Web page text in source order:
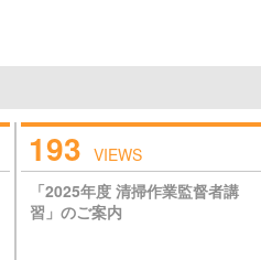
193 VIEWS
「2025年度 清掃作業監督者講
習」のご案内